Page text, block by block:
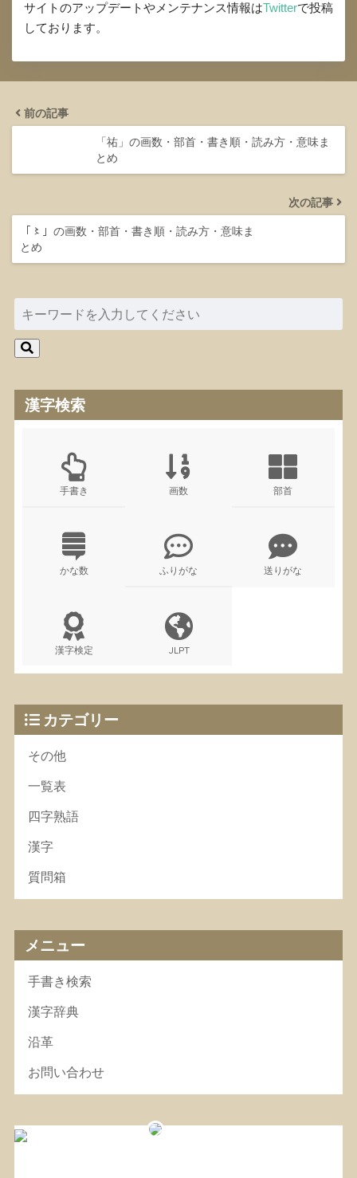
サイトのアップデートやメンテナンス情報はTwitterで投稿
しております。
前の記事
「祐」の画数・部首・書き順・読み方・意味ま
とめ
次の記事
「〻」の画数・部首・書き順・読み方・意味ま
とめ
漢字検索
手書き 画数 部首
かな数 ふりがな 送りがな
漢字検定 JLPT
カテゴリー
その他
一覧表
四字熟語
漢字
質問箱
メニュー
手書き検索
漢字辞典
沿革
お問い合わせ